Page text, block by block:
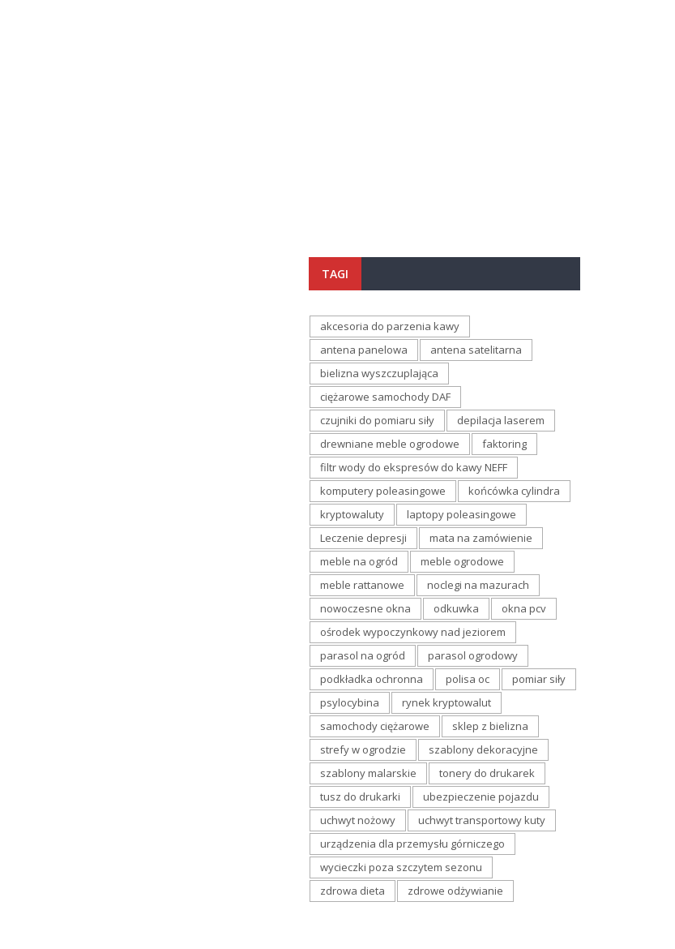
TAGI
akcesoria do parzenia kawy
antena panelowa
antena satelitarna
bielizna wyszczuplająca
ciężarowe samochody DAF
czujniki do pomiaru siły
depilacja laserem
drewniane meble ogrodowe
faktoring
filtr wody do ekspresów do kawy NEFF
komputery poleasingowe
końcówka cylindra
kryptowaluty
laptopy poleasingowe
Leczenie depresji
mata na zamówienie
meble na ogród
meble ogrodowe
meble rattanowe
noclegi na mazurach
nowoczesne okna
odkuwka
okna pcv
ośrodek wypoczynkowy nad jeziorem
parasol na ogród
parasol ogrodowy
podkładka ochronna
polisa oc
pomiar siły
psylocybina
rynek kryptowalut
samochody ciężarowe
sklep z bielizna
strefy w ogrodzie
szablony dekoracyjne
szablony malarskie
tonery do drukarek
tusz do drukarki
ubezpieczenie pojazdu
uchwyt nożowy
uchwyt transportowy kuty
urządzenia dla przemysłu górniczego
wycieczki poza szczytem sezonu
zdrowa dieta
zdrowe odżywianie